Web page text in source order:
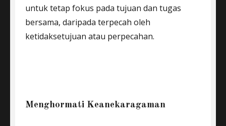
untuk tetap fokus pada tujuan dan tugas
bersama, daripada terpecah oleh
ketidaksetujuan atau perpecahan.
Menghormati Keanekaragaman